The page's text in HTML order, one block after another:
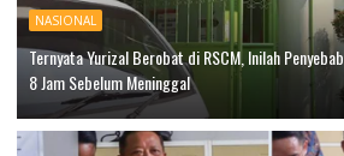
NASIONAL
Ternyata Yurizal Berobat di RSCM, Inilah
8 Jam Sebelum Meninggal